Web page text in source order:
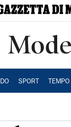
SPORT